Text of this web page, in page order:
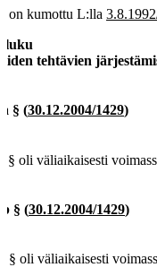
on kumottu L:lla
luku
tehtävien
§ (30.12.2004/1429)
§ oli väliaikaisesti
§ (30.12.2004/1429)
§ oli väliaikaisesti